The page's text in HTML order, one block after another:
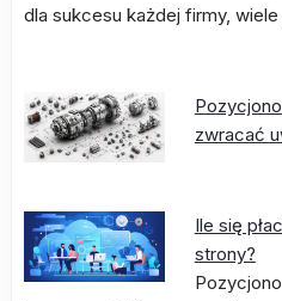
dla sukcesu każdej firmy,
zwracać
Ile się
strony?